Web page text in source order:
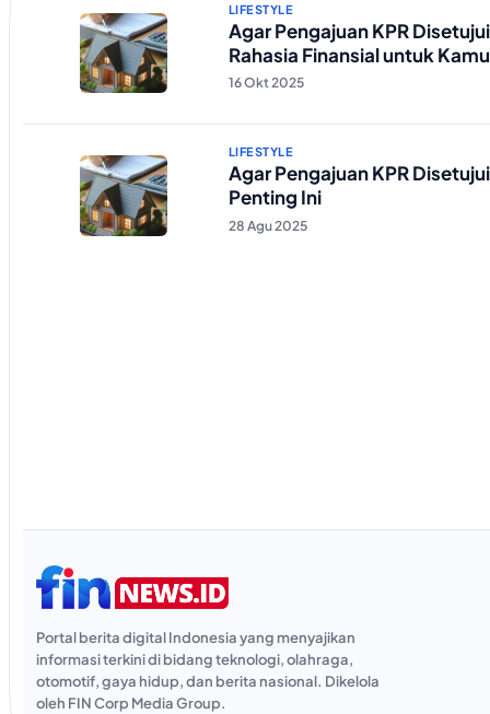
LIFESTYLE
Agar Pengajuan KPR
Rahasia Finansial untuk
16 Okt 2025
LIFESTYLE
Agar Pengajuan KPR
Penting Ini
28 Agu 2025
Portal berita digital Indonesia yang menyajikan
informasi terkini di bidang teknologi, olahraga,
otomotif, gaya hidup, dan berita nasional. Dikelola
oleh FIN Corp Media Group.